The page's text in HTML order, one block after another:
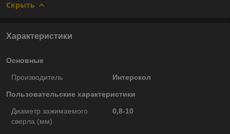
Скрыть
Характеристики
Основные
Производитель Интерскол
Пользовательские характеристики
Диаметр зажимаемого
сверла (мм)
0,8-10